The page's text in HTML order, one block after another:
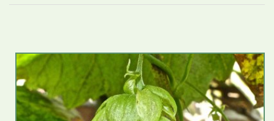
Determineren